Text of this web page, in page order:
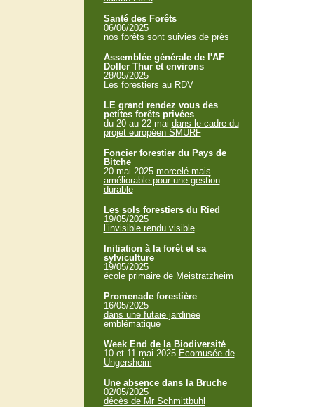
Santé des Forêts
06/06/2025
nos forêts sont suivies de près
Assemblée générale de l'AF
Doller Thur et environs
28/05/2025
Les forestiers au RDV
LE grand rendez vous des
petites forêts privées
du 20 au 22 mai dans le cadre du
projet européen SMURF
Foncier forestier du Pays de
Bitche
20 mai 2025 morcelé mais
améliorable pour une gestion
durable
Les sols forestiers du Ried
19/05/2025
l’invisible rendu visible
Initiation à la forêt et sa
sylviculture
19/05/2025
école primaire de Meistratzheim
Promenade forestière
16/05/2025
dans une futaie jardinée
emblématique
Week End de la Biodiversité
10 et 11 mai 2025 Ecomusée de
Ungersheim
Une absence dans la Bruche
02/05/2025
décès de Mr Schmittbuhl